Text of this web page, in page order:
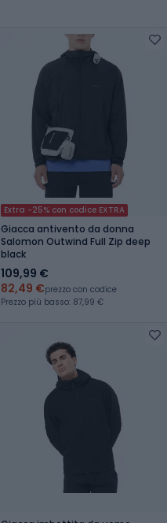
Extra -25% con codice EXTRA
Giacca antivento da donna
Salomon Outwind Full Zip deep
black
109,99 €
82,49 €prezzo con codice
Prezzo più basso: 87,99 €